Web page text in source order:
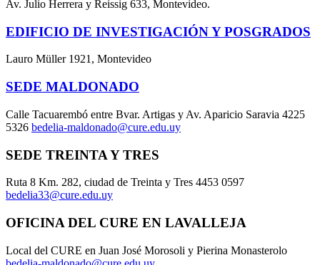
Av. Julio Herrera y Reissig 633, Montevideo.
EDIFICIO DE INVESTIGACIÓN Y POSGRADOS
Lauro Müller 1921, Montevideo
SEDE MALDONADO
Calle Tacuarembó entre Bvar. Artigas y Av. Aparicio Saravia 4225
5326 bedelia-maldonado@cure.edu.uy
SEDE TREINTA Y TRES
Ruta 8 Km. 282, ciudad de Treinta y Tres 4453 0597
bedelia33@cure.edu.uy
OFICINA DEL CURE EN LAVALLEJA
Local del CURE en Juan José Morosoli y Pierina Monasterolo